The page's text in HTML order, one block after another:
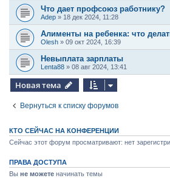
Что дает профсоюз работнику?
Adep » 18 дек 2024, 11:28
Алименты на ребенка: что
Olesh » 09 окт 2024, 16:39
Невыплата зарплаты
Lenta88 » 08 авг 2024, 13:41
Новая тема
Вернуться к списку форумов
КТО СЕЙЧАС НА КОНФЕРЕНЦИИ
Сейчас этот форум просматривают: нет
ПРАВА ДОСТУПА
Вы не можете начинать темы